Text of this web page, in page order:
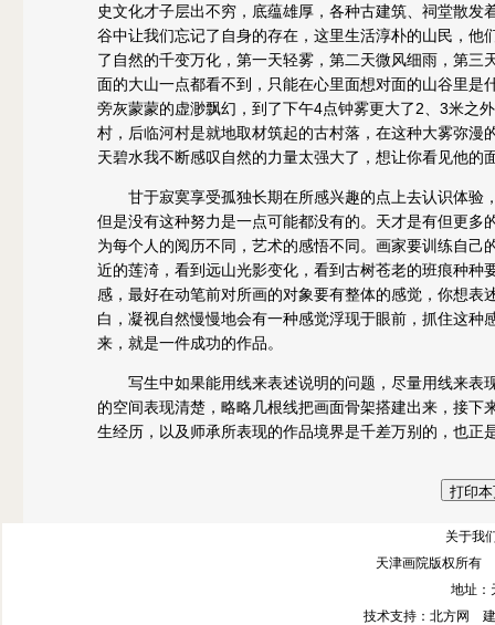
史文化才子层出不穷，底蕴雄厚，各种古建筑、祠堂散
谷中让我们忘记了自身的存在，这里生活淳朴的山民，
了自然的千变万化，第一天轻雾，第二天微风细雨，第
面的大山一点都看不到，只能在心里面想对面的山谷里
旁灰蒙蒙的虚渺飘幻，到了下午4点钟雾更大了2、3米之
村，后临河村是就地取材筑起的古村落，在这种大雾弥
天碧水我不断感叹自然的力量太强大了，想让你看见他
甘于寂寞享受孤独长期在所感兴趣的点上去认识体验
但是没有这种努力是一点可能都没有的。天才是有但更
为每个人的阅历不同，艺术的感悟不同。画家要训练自
近的莲渏，看到远山光影变化，看到古树苍老的班痕种
感，最好在动笔前对所画的对象要有整体的感觉，你想
白，凝视自然慢慢地会有一种感觉浮现于眼前，抓住这
来，就是一件成功的作品。
写生中如果能用线来表述说明的问题，尽量用线来表
的空间表现清楚，略略几根线把画面骨架搭建出来，接
生经历，以及师承所表现的作品境界是千差万别的，也
关于
天津画院版权所有
地址：
技术支持 ：北方网 建